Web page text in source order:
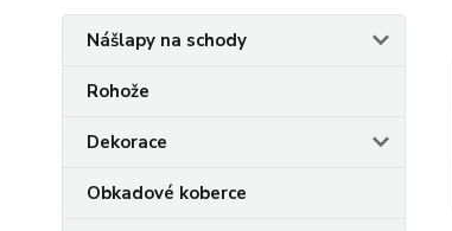
Nášlapy na schody
Rohože
Dekorace
Obkadové koberce